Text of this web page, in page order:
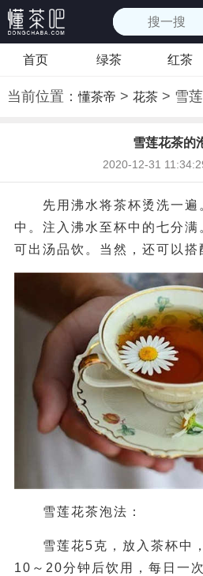
首页 绿茶 红茶
当前位置：懂茶帝 > 花茶> 雪
雪莲花茶的
2020-12-31
先用沸水将茶杯烫洗一遍
中。注入沸水至杯中的七分
可出汤品饮。当然，还可以搭
雪莲花茶泡法：
雪莲花5克，放入茶杯中，
10～20分钟后饮用，每日一次